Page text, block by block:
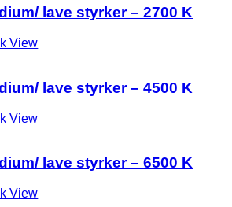
lave styrker – 2700 K
View
lave styrker – 4500 K
View
lave styrker – 6500 K
View